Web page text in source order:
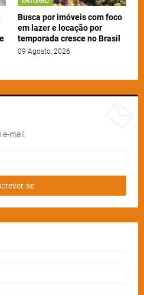
Busca por imóveis com foco
em lazer e locação por
temporada cresce no Brasil
09 Agosto, 2026
mail.